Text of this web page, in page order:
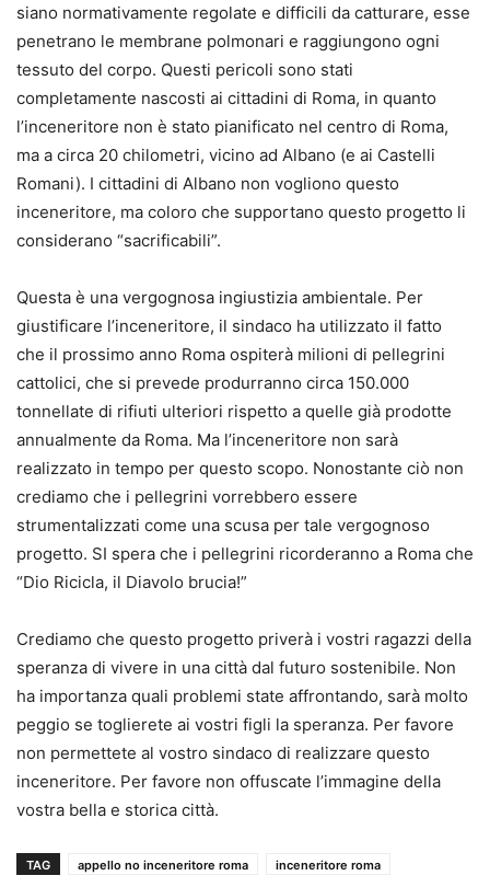
siano normativamente regolate e difficili da catturare, esse
penetrano le membrane polmonari e raggiungono ogni
tessuto del corpo. Questi pericoli sono stati
completamente nascosti ai cittadini di Roma, in quanto
l’inceneritore non è stato pianificato nel centro di Roma,
ma a circa 20 chilometri, vicino ad Albano (e ai Castelli
Romani). I cittadini di Albano non vogliono questo
inceneritore, ma coloro che supportano questo progetto li
considerano “sacrificabili”.
Questa è una vergognosa ingiustizia ambientale. Per
giustificare l’inceneritore, il sindaco ha utilizzato il fatto
che il prossimo anno Roma ospiterà milioni di pellegrini
cattolici, che si prevede produrranno circa 150.000
tonnellate di rifiuti ulteriori rispetto a quelle già prodotte
annualmente da Roma. Ma l’inceneritore non sarà
realizzato in tempo per questo scopo. Nonostante ciò non
crediamo che i pellegrini vorrebbero essere
strumentalizzati come una scusa per tale vergognoso
progetto. SI spera che i pellegrini ricorderanno a Roma che
“Dio Ricicla, il Diavolo brucia!”
Crediamo che questo progetto priverà i vostri ragazzi della
speranza di vivere in una città dal futuro sostenibile. Non
ha importanza quali problemi state affrontando, sarà molto
peggio se toglierete ai vostri figli la speranza. Per favore
non permettete al vostro sindaco di realizzare questo
inceneritore. Per favore non offuscate l’immagine della
vostra bella e storica città.
TAG appello no inceneritore roma inceneritore roma